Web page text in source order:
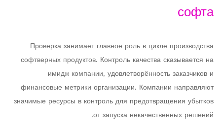
софта
Проверка занимает главное роль в цикле производства
софтверных продуктов. Контроль качества сказывается на
имидж компании, удовлетворённость заказчиков и
финансовые метрики организации. Компании направляют
значимые ресурсы в контроль для предотвращения убытков
от запуска некачественных решений.